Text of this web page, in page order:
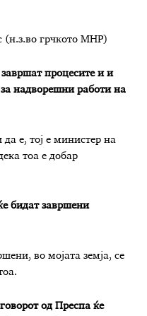
(н.з.во грчкото МНР)
процесите и и
надворешни работи на
е, тој е министер на
тоа е добар
бидат завршени
во мојата земја, се
од Преспа ќе